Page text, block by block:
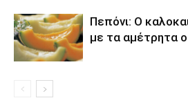
Πεπόνι: Ο
με τα αμέτρητα